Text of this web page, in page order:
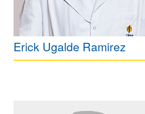
Erick Ugalde Ramirez